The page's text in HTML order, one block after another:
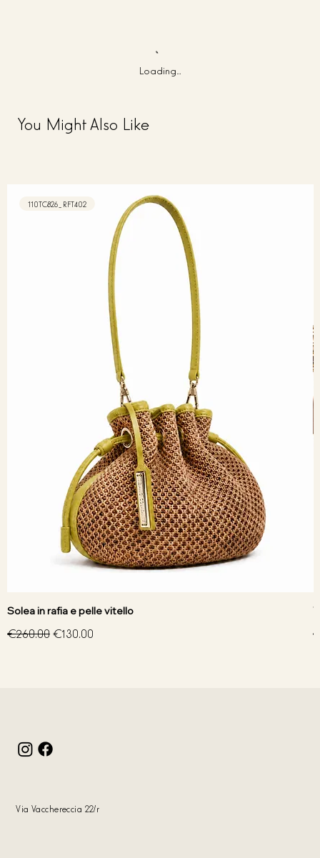
Loading…
You Might Also Like
110TC826_RFT402
Solea in rafia e pelle vitello
Regular Price
€260.00Sale Price
€130.00
Via Vacchereccia 22/r